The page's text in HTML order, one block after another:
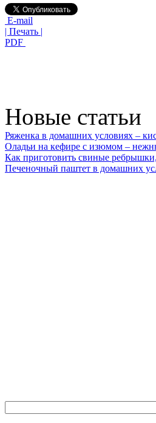
E-mail
| Печать |
PDF
Новые статьи
Ряженка в домашних условиях –
Оладьи на кефире с изюмом –
Как приготовить свиные
Печеночный паштет в домашних